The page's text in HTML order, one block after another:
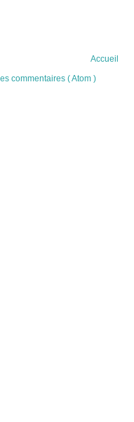
Accueil
commentaires ( Atom )